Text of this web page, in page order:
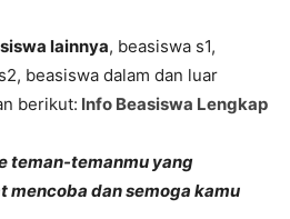
lainnya, beasiswa s1,
beasiswa dalam dan luar
berikut: Info Beasiswa Lengkap
teman-temanmu yang
mencoba dan semoga kamu